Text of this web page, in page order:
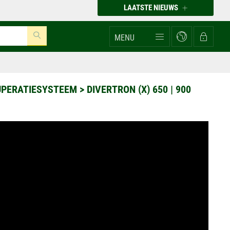
LAATSTE NIEUWS
MENU
> DIVERTRON (X) 650 | 900